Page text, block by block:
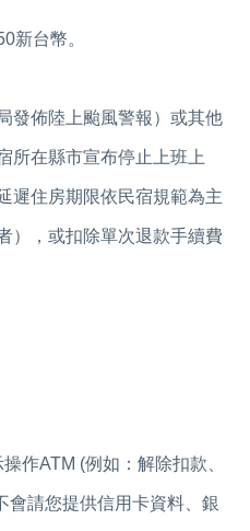
新台幣。
發佈陸上颱風警報）或其他
所在縣市宣布停止上班上
遲住房期限依民宿規範為主
），或扣除單次退款手續費
作ATM (例如：解除扣款、
會請您提供信用卡資料、銀